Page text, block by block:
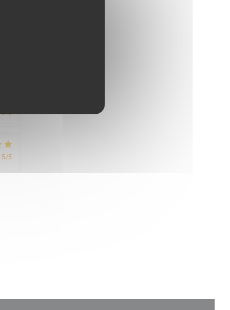
5/5